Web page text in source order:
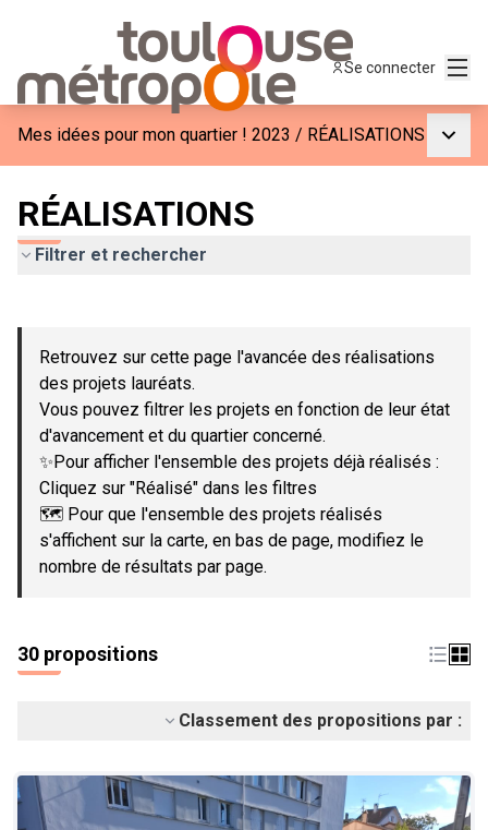
Se connecter
Mes idées pour mon quartier ! 2023 / RÉALISATIONS
RÉALISATIONS
Filtrer et rechercher
−
Retrouvez sur cette page l'avancée des réalisations
des projets lauréats.
Vous pouvez filtrer les projets en fonction de leur état
d'avancement et du quartier concerné.
✨Pour afficher l'ensemble des projets déjà réalisés :
Cliquez sur "Réalisé" dans les filtres
🗺️ Pour que l'ensemble des projets réalisés
s'affichent sur la carte, en bas de page, modifiez le
nombre de résultats par page.
30 propositions
Classement des propositions par :